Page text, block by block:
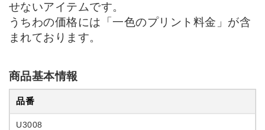
せないアイテムです。
うちわの価格には「一色のプリント料金」が含
まれております。
商品基本情報
品番
U3008